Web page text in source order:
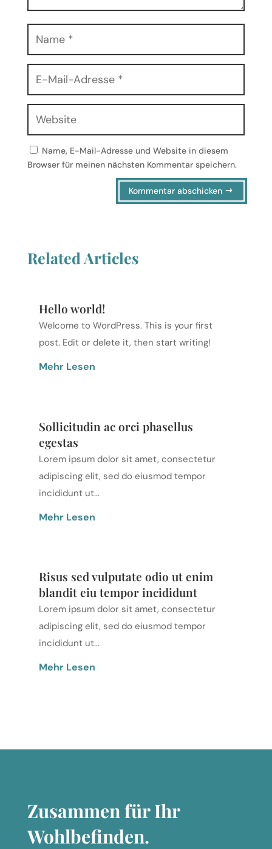
Name, E-Mail-Adresse und Website in diesem
Browser für meinen nächsten Kommentar speichern.
Kommentar abschicken
Related Articles
Hello world!
Welcome to WordPress. This is your first
post. Edit or delete it, then start writing!
Mehr Lesen
Sollicitudin ac orci phasellus
egestas
Lorem ipsum dolor sit amet, consectetur
adipiscing elit, sed do eiusmod tempor
incididunt ut...
Mehr Lesen
Risus sed vulputate odio ut enim
blandit eiu tempor incididunt
Lorem ipsum dolor sit amet, consectetur
adipiscing elit, sed do eiusmod tempor
incididunt ut...
Mehr Lesen
Zusammen für Ihr
Wohlbefinden.